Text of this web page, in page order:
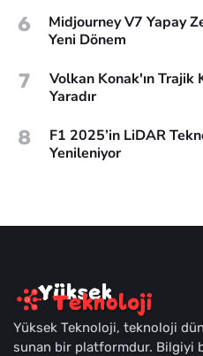
6
Midjourney V7 Yapay
Yeni Dönem
7
Volkan Konak'ın Trajik
Yaradır
8
F1 2025’in LiDAR
Yenileniyor
Yüksek Teknoloji, teknoloji
sunan bir platformdur. Bilgiyi